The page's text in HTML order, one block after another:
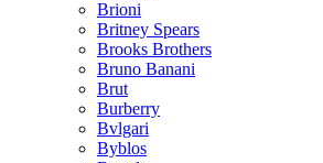
Brioni
Britney Spears
Brooks Brothers
Bruno Banani
Brut
Burberry
Bvlgari
Byblos